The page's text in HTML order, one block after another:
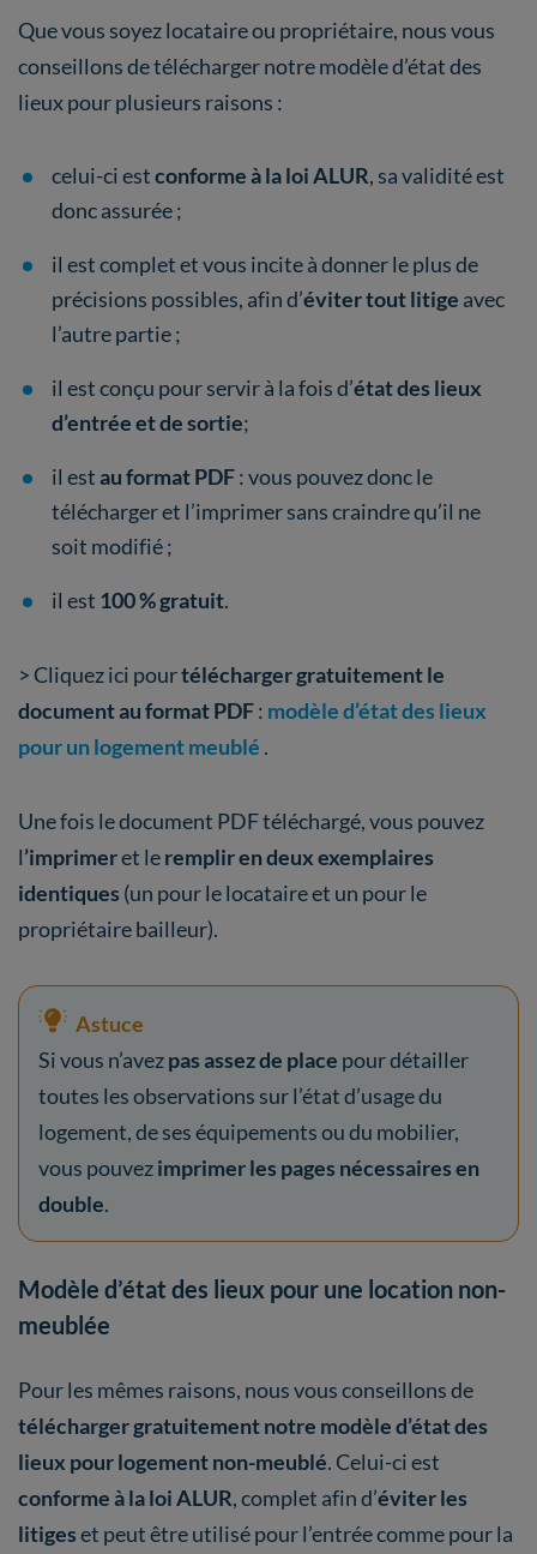
Que vous soyez locataire ou propriétaire, nous vous
conseillons de télécharger notre modèle d’état des
lieux pour plusieurs raisons :
celui-ci estconforme à la loi ALUR, sa validité est
donc assurée ;
il est complet et vous incite à donner le plus de
précisions possibles, afin d’éviter tout litige avec
l’autre partie ;
il est conçu pour servir à la fois d’état des lieux
d’entrée et de sortie;
il estau format PDF: vous pouvez donc le
télécharger et l’imprimer sans craindre qu’il ne
soit modifié ;
il est 100 % gratuit.
> Cliquez ici pourtélécharger gratuitement le
document au format PDF: modèle d’état des lieux
pour un logement meublé .
Une fois le document PDF téléchargé, vous pouvez
l’imprimeret leremplir en deux exemplaires
identiques (un pour le locataire et un pour le
propriétaire bailleur).
Astuce
Si vous n’avezpas assez de place pour détailler
toutes les observations sur l’état d’usage du
logement, de ses équipements ou du mobilier,
vous pouvezimprimer les pages nécessaires en
double.
Modèle d’état des lieux pour une location non-
meublée
Pour les mêmes raisons, nous vous conseillons de
télécharger gratuitement notre modèle d’état des
lieux pour logement non-meublé. Celui-ci est
conforme à la loi ALUR, complet afin d’éviter les
litigeset peut être utilisé pour l’entrée comme pour la